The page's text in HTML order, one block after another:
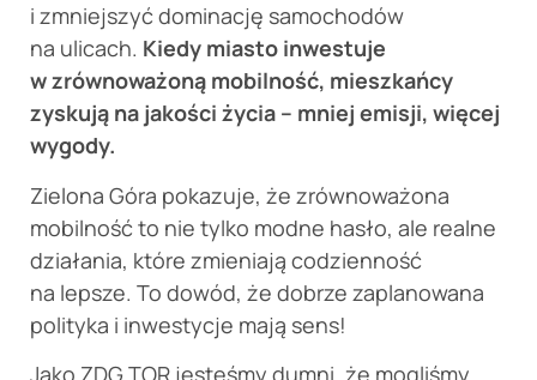
i zmniejszyć dominację samochodów
na ulicach. Kiedy miasto inwestuje
w zrównoważoną mobilność, mieszkańcy
zyskują na jakości życia – mniej emisji, więcej
wygody.
Zielona Góra pokazuje, że zrównoważona
mobilność to nie tylko modne hasło, ale realne
działania, które zmieniają codzienność
na lepsze. To dowód, że dobrze zaplanowana
polityka i inwestycje mają sens!